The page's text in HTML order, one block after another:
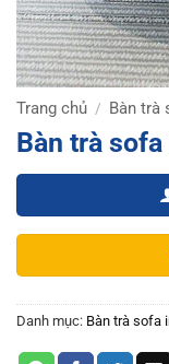
Trang chủ / Bàn trà
Bàn trà
Danh mục: Bàn trà sofa